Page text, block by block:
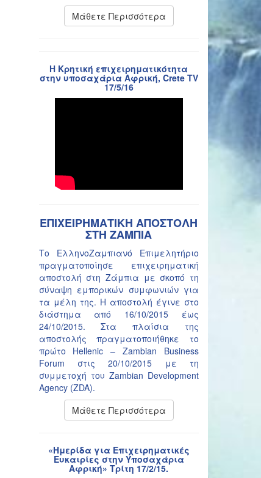
Μάθετε Περισσότερα
Η Κρητική επιχειρηματικότητα
στην υποσαχάρια Αφρική, Crete TV
17/5/16
ΕΠΙΧΕΙΡΗΜΑΤΙΚΗ ΑΠΟΣΤΟΛΗ
ΣΤΗ ΖΑΜΠΙΑ
Το ΕλληνοΖαμπιανό Επιμελητήριο
πραγματοποίησε επιχειρηματική
αποστολή στη Ζάμπια με σκοπό τη
σύναψη εμπορικών συμφωνιών για
τα μέλη της. Η αποστολή έγινε στο
διάστημα από 16/10/2015 έως
24/10/2015. Στα πλαίσια της
αποστολής πραγματοποιήθηκε το
πρώτο Hellenic – Zambian Business
Forum στις 20/10/2015 με τη
συμμετοχή του Zambian Development
Agency (ZDA).
Μάθετε Περισσότερα
«Ημερίδα για Επιχειρηματικές
Ευκαιρίες στην Υποσαχάρια
Αφρική» Τρίτη 17/2/15.